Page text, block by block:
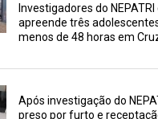
Investigadores do NEPATRI
apreende três
menos de 48 horas em
Após investigação do
preso por furto e